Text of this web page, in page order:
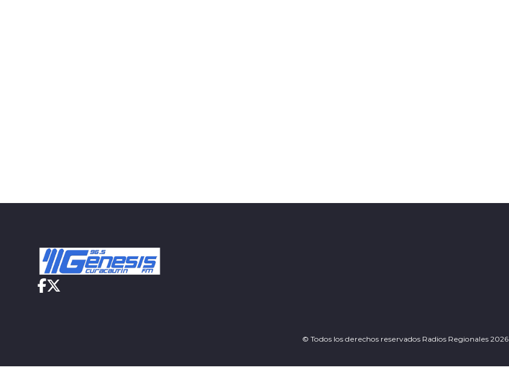
© Todos los derechos reservados Radios Regionales 2026